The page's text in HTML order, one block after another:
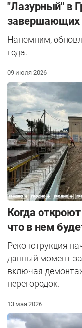
"Лазурный" в
завершающих
Напомним,
года.
09 июля 2026
Когда
что в нем
Реконструкция
данный момент
включая
перегородок.
13 мая 2026